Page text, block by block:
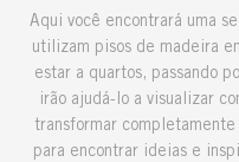
Aqui você encontrará uma
utilizam pisos de madeira
estar a quartos, passando
irão ajudá-lo a visualizar
transformar completamente
para encontrar ideias e